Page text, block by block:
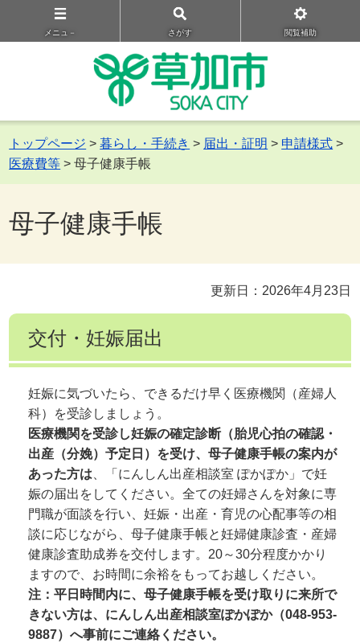
メニュ－ さがす 閲覧補助
トップページ >暮らし・手続き > 届出・証明 > 申請様式 >
医療費等 > 母子健康手帳
母子健康手帳
更新日：2026年4月23日
交付・妊娠届出
妊娠に気づいたら、できるだけ早く医療機関（産婦人
科）を受診しましょう。
医療機関を受診し妊娠の確定診断（胎児心拍の確認・
出産（分娩）予定日）を受け、母子健康手帳の案内が
あった方は 、「にんしん出産相談室 ぽかぽか」で妊
娠の届出をしてください。全ての妊婦さんを対象に専
門職が面談を行い、妊娠・出産・育児の心配事等の相
談に応じながら、母子健康手帳と妊婦健康診査・産婦
健康診査助成券を交付します。20～30分程度かかり
ますので、お時間に余裕をもってお越しください。
注：平日時間内に、母子健康手帳を受け取りに来所で
きない方は、にんしん出産相談室ぽかぽか（048-953-
9887）へ事前にご連絡ください。